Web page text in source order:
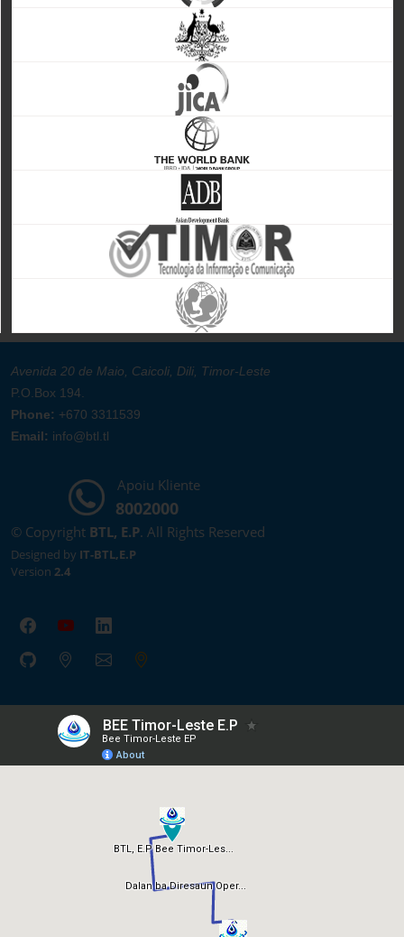
Avenida 20 de Maio, Caicoli, Dili, Timor-Leste
P.O.Box 194.
Phone: +670 3311539
Email: info@btl.tl
Apoiu Kliente
8002000
© Copyright BTL, E.P. All Rights Reserved
Designed by IT-BTL,E.P
Version 2.4